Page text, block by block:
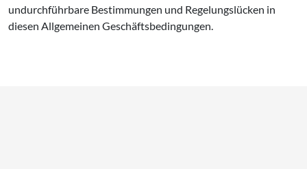
undurchführbare Bestimmungen und Regelungslücken in
diesen Allgemeinen Geschäftsbedingungen.